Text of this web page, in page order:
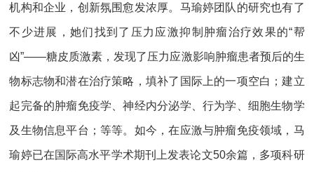
机构和企业，创新氛围愈发浓厚。马瑜婷团队的研究也有了
不少进展，她们找到了压力应激抑制肿瘤治疗效果的“帮
凶”——糖皮质激素，发现了压力应激影响肿瘤患者预后的生
物标志物和潜在治疗策略，填补了国际上的一项空白；建立
起完备的肿瘤免疫学、神经内分泌学、行为学、细胞生物学
及生物信息平台；等等。如今，在应激与肿瘤免疫领域，马
瑜婷已在国际高水平学术期刊上发表论文50余篇，多项科研